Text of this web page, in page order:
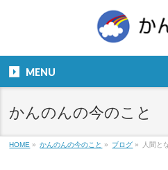
９：００～１
MENU
かんのんの今のこと
HOME » かんのんの今のこと » ブログ » 人間と